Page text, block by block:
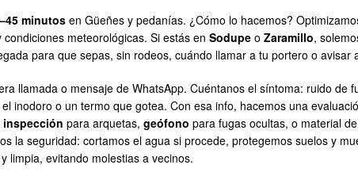
minutos en Güeñes y pedanías. ¿Cómo lo hacemos?
meteorológicas. Si estás en Sodupe o Zaramillo,
para que sepas, sin rodeos, cuándo llamar a tu portero o avisar
llamada o mensaje de WhatsApp. Cuéntanos el síntoma: ruido de
inodoro o un termo que gotea. Con esa info, hacemos una
inspección para arquetas, geófono para fugas ocultas, o material
la seguridad: cortamos el agua si procede, protegemos suelos y
limpia, evitando molestias a vecinos.